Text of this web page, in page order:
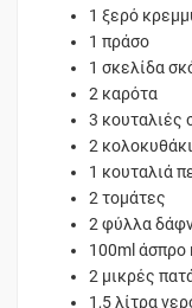
1 ξερό
1 πράσο
1 σκελίδα
2 καρότα
3 κουταλιές
2
1 κουταλιά
2 τομάτες
2 φύλλα
100ml άσπρο
2 μικρές
1,5 λίτρα